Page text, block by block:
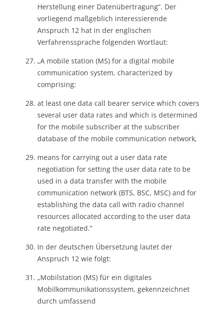
Herstellung einer Datenübertragung“. Der
vorliegend maßgeblich interessierende
Anspruch 12 hat in der englischen
Verfahrenssprache folgenden Wortlaut:
„A mobile station (MS) for a digital mobile
communication system, characterized by
comprising:
at least one data call bearer service which covers
several user data rates and which is determined
for the mobile subscriber at the subscriber
database of the mobile communication network,
means for carrying out a user data rate
negotiation for setting the user data rate to be
used in a data transfer with the mobile
communication network (BTS, BSC, MSC) and for
establishing the data call with radio channel
resources allocated according to the user data
rate negotiated.”
In der deutschen Übersetzung lautet der
Anspruch 12 wie folgt:
„Mobilstation (MS) für ein digitales
Mobilkommunikationssystem, gekennzeichnet
durch umfassend